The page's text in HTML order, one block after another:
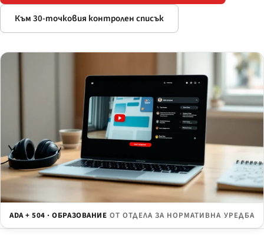
Към 30-точковия контролен списък
ADA + 504 · ОБРАЗОВАНИЕ ОТ ОТДЕЛА ЗА НОРМАТИВНА УРЕДБА